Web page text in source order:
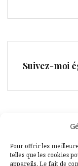
Pour offrir les
telles que les cookies
appareils. Le fait de
Suivez-moi